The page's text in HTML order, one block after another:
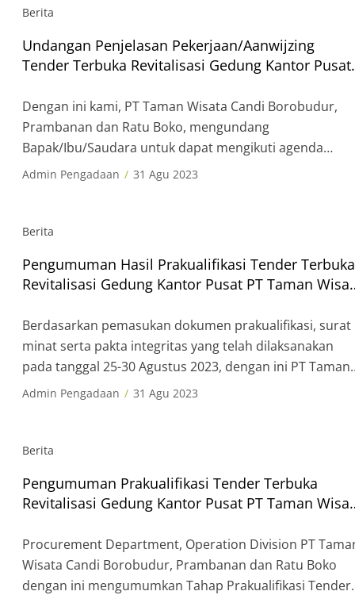
Borobudur, Prambanan dan Ratu Boko mengumumkan
Masa sanggah ditetapkan selama […]
Berita
Undangan Penjelasan Pekerjaan/Aanwijzing
Tender Terbuka Revitalisasi Gedung Kantor Pusat
dan Ratu Boko
Dengan ini kami, PT Taman Wisata Candi Borobudur,
Prambanan dan Ratu Boko, mengundang
Bapak/Ibu/Saudara untuk dapat mengikuti agenda
Penjelasan Pekerjaan/Aanwijzing Revitalisasi Kantor
muka dengan detail sebagai berikut. Perusahaan yang
diwajibkan untuk membawa dokumen Surat Minat dan
[…]
Admin Pengadaan 31 Agu 2023
Berita
Pengumuman Hasil Prakualifikasi Tender Terbuka
Revitalisasi Gedung Kantor Pusat PT Taman
Berdasarkan pemasukan dokumen prakualifikasi, surat
minat serta pakta integritas yang telah dilaksanakan
pada tanggal 25-30 Agustus 2023, dengan ini PT Taman
Wisata Candi Borobudur, Prambanan dan Ratu Boko
Borobudur, Prambanan dan Ratu Boko telah ditutup.
Admin Pengadaan 31 Agu 2023
Berita
Pengumuman Prakualifikasi Tender Terbuka
Revitalisasi Gedung Kantor Pusat PT Taman
Procurement Department, Operation Division PT
Wisata Candi Borobudur, Prambanan dan Ratu Boko
dengan ini mengumumkan Tahap Prakualifikasi Tender